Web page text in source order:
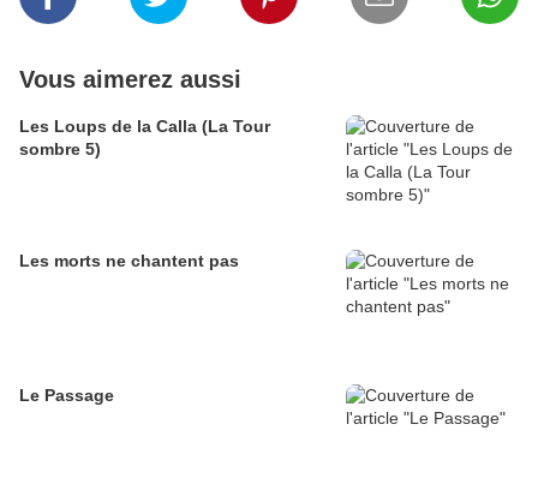
Vous aimerez aussi
Les Loups de la Calla (La Tour
sombre 5)
Les morts ne chantent pas
Le Passage